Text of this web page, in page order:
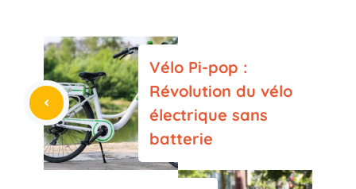
Vélo Pi-pop :
Révolution du vélo
électrique sans
batterie